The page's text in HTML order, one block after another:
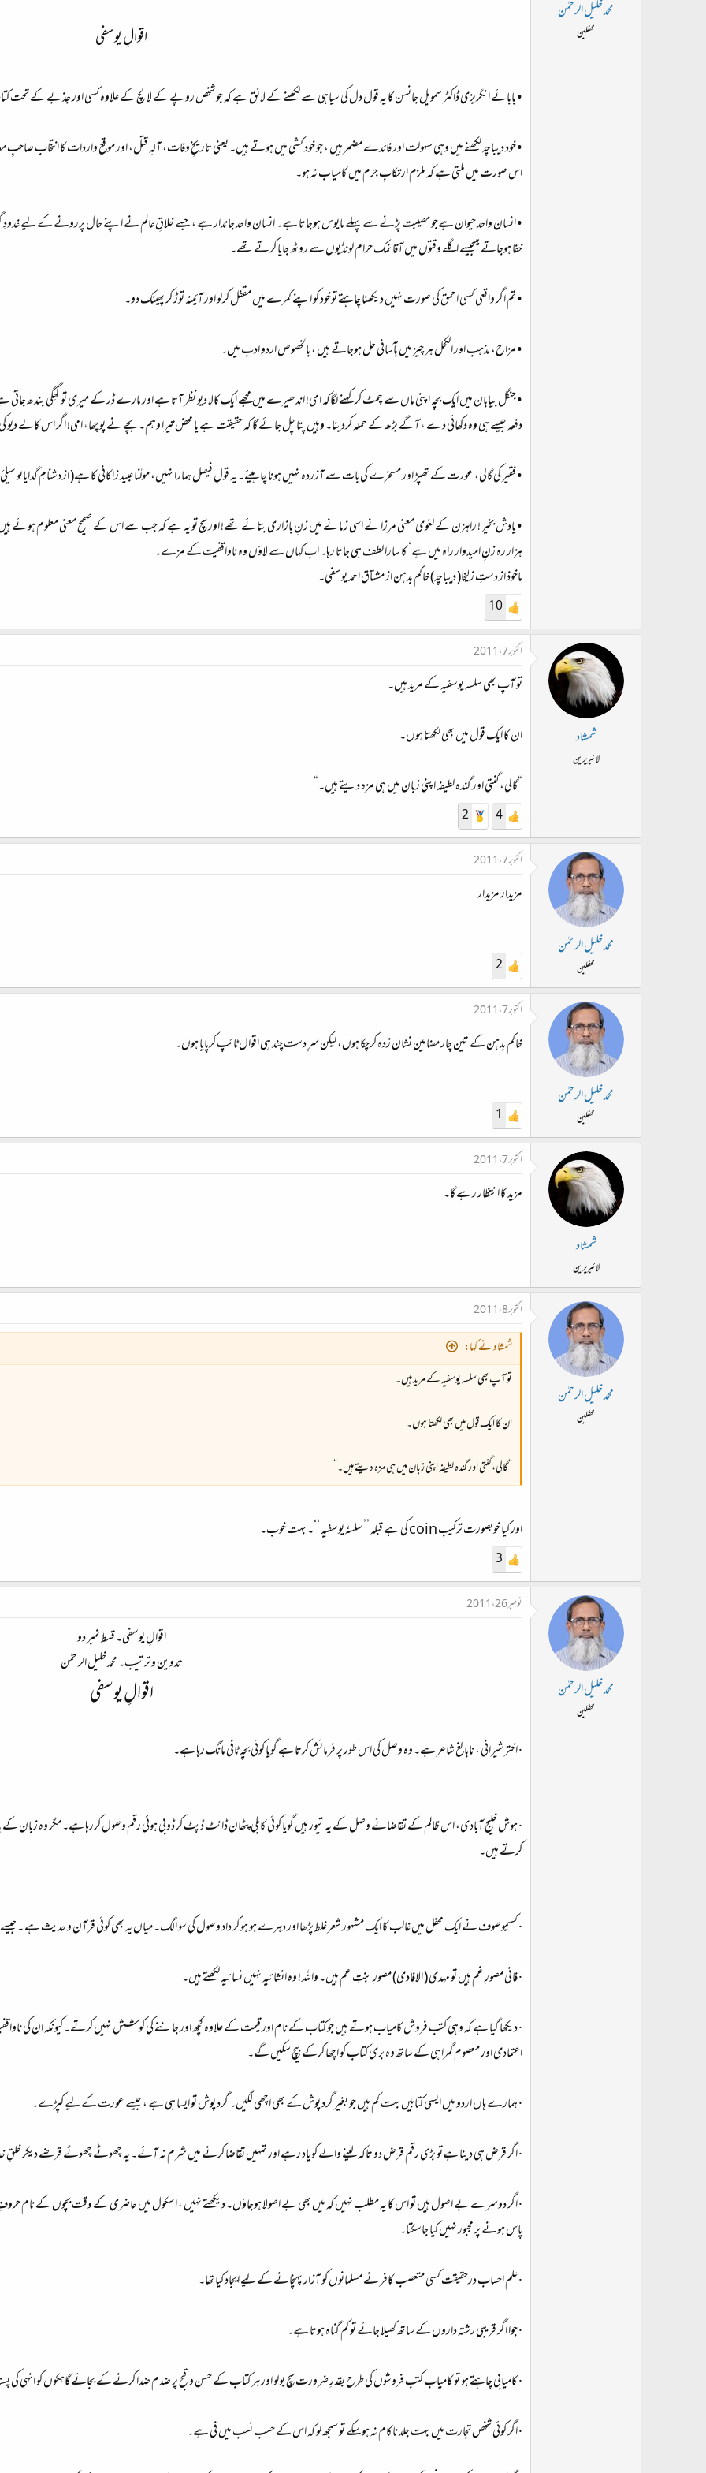
محمد خلیل الرحمٰن
محفلین اقوالِ یوسفی​
• بابائے انگریزی ڈاکٹر سمویل جانسن کا یہ قول دل کی سیاہی سے لکھنے کے لائق ہے کہ جو شخص روپے کے لالچ کے علاوہ کسی اور جذبے کے تحت
• خود دیباچہ لکھنے میں وہی سہولت اور فائدے مضمر ہیں ، جو خود کشی میں ہوتے ہیں۔ یعنی تاریخِ وفات، آلہِ قتل، اور موقع واردات کا انتخاب
اس صورت میں ملتی ہے کہ ملزم ارتکابِ جرم میں کامیاب نہ ہو۔
• انسان واحد حیوان ہےجو مصیبت پڑنے سے پہلے مایوس ہوجاتا ہے۔ انسان واحد جاندار ہے ، جسے خلاقِ عالم نے اپنے حال پررونے کے لیے غدودِ
خفا ہوجاتے ہیںجیسے اگلے وقتوں میں آقا نمک حرام لونڈیوں سے روٹھ جایا کرتے تھے۔
• تم اگر واقعی کسی احمق کی صورت نہیں دیکھنا چاہتے توخود کو اپنے کمرے میں مقفل کرلو اور آئینہ توڑ کر پھینک دو۔
• مزاح، مذہب اور الکحل ہر چیز میں بآسانی حل ہوجاتے ہیں ، بالخصوص اردو ادب میں۔
• جنگل بیابان میں ایک بچہ اپنی ماں سے چمٹ کر کہنے لگاکہ امی! اندھیرے میں مجھے ایک کالا دیو نظر آتا ہے اور مارے ڈر کے میری تو گھِگی
دفعہ جیسے ہی وہ دکھائی دے ، آگے بڑھ کے حملہ کردینا۔ وہیں پتا چل جائے گا کہ حقیقت ہے یا محض تیرا وہم۔ بچے نے پوچھا، امی! اگر اس کالے
• فقیر کی گالی، عورت کے تھپڑ اور مسخرے کی بات سے آزردہ نہیں ہونا چاہیئے۔ یہ قولِ فیصل ہمارا نہیں، مولٰنا عبید زاکانی کا ہے( از دشنامِ گدایاںو
• یادش بخیر ! راہزن کے لغوی معنی مرزا نے اسی زمانے میں زنِ بازاری بتائے تھے! اور سچ تو یہ ہے کہ جب سے اس کے صحیح معنی معلوم ہوئے
ہزار رہ زنِ امیدوار راہ میں ہے‘ کا سارا لطف ہی جاتا رہا۔ اب کہاں سے لاؤں وہ ناواقفیت کے مزے۔
ماخوذ از دستِ زلیخا( دیباچہ) خاکم بدہن از مشتاق احمد یوسفی۔
10
شمشاد
لائبریرین
اکتوبر 7، 2011
تو آپ بھی سلسہ یوسفیہ کے مرید ہیں۔
ان کا ایک قول میں بھی لکھتا ہوں۔
“گالی، گنتی اور گندہ لطیفہ اپنی زبان میں ہی مزہ دیتے ہیں۔“
4
2
محمد خلیل الرحمٰن
محفلین
اکتوبر 7، 2011
مزیدار مزیدار
2
محمد خلیل الرحمٰن
محفلین
اکتوبر 7، 2011
خاکم بدہن کے تین چار مضامین نشان زدہ کرچکا ہوں، لیکن سرِ دست چند ہی اقوال ٹائپ کرپایا ہوں۔
1
شمشاد
لائبریرین
اکتوبر 7، 2011
مزید کا انتظار رہے گا۔
محمد خلیل الرحمٰن
محفلین
اکتوبر 8، 2011
شمشاد نے کہا:
تو آپ بھی سلسہ یوسفیہ کے مرید ہیں۔
ان کا ایک قول میں بھی لکھتا ہوں۔
“گالی، گنتی اور گندہ لطیفہ اپنی زبان میں ہی مزہ دیتے ہیں۔“
اور کیا خوبصورت ترکیب coin کی ہے قبلہ ’’ سلسہٗ یوسفیہ ‘‘۔ بہت خوب۔
3
محمد خلیل الرحمٰن
محفلین
نومبر 26، 2011
اقوالِ یوسفی۔ قسط نمبر دو​
تدوین و ترتیب۔ محمد خلیل الر حمٰن​
اقوالِ یوسفی
· اختر شیرانی ، نابالغ شاعر ہے۔ وہ وصل کی اس طور پر فرمائش کرتا ہے گویا کوئی بچہ ٹافی مانگ رہا ہے۔​
· ہوش خلیج آبادی، اس ظالم کے تقاضائے وصل کے یہ تیور ہیں گویا کوئی کابلی پٹھان ڈانٹ ڈپٹ کر ڈوبی ہوئی رقم وصول کررہا ہے۔ مگر وہ
کرتے ہیں۔​
· کسیموصوف نے ایک محفل میں غالب کا ایک مشہور شعر غلط پڑھا اور دہرے ہو ہو کر داد وصول کی سو الگ۔ میاں یہ بھی کوئی قرآن و حدیث ہے ۔ جیسے
· فانی مصورِ غم ہیں تو مہدی ( الافادی) مصورِ بنتِ عم ہیں۔ واللہ ! وہ انشائیہ نہیں نسائیہ لکھتے ہیں۔​
· دیکھا گیا ہے کہ وہی کتب فروش کامیاب ہوتے ہیں جو کتاب کے نام اور قیمت کے علاوہ کچھ اور جاننے کی کوشش نہیں کرتے۔ کیونکہ ان کی
اعتمادی اور معصوم گمراہی کے ساتھ وہ بری کتاب کو اچھا کرکے بیچ سکیں گے۔​
· ہمارے ہاں اردو میں ایسی کتابیں بہت کم ہیں جو بغیر گرد پوش کے بھی اچھی لگیں۔ گرد پوش تو ایسا ہی ہے ، جیسے عورت کے لیے کپڑے۔​
· اگر قرض ہی دینا ہےتو بڑی رقم قرض دو تاکہ لینے والے کو یاد رہے اور تمہیں تقاضا کرنے میں شرم نہ آئے۔ یہ چھوٹے چھوٹے قرضے دیکر خلقِ
· اگر دوسرے بے اصول ہیں تو اس کا یہ مطلب نہیں کہ میں بھی بے اصولا ہوجاؤں۔ دیکھتے نہیں ، اسکول میں حاضری کے وقت بچوں کے نام
پاس ہونے پر مجبور نہیں کیا جاسکتا۔​
· علم احساب درحقیقت کسی متعصب کافر نے مسلمانوں کو آزار پہنچانے کے لیے ایجاد کیا تھا۔​
· جوا اگر قریبی رشتہ داروں کے ساتھ کھیلا جائے تو کم گناہ ہوتا ہے۔​
· کامیابی چاہتے ہو تو کامیاب کتب فروشوں کی طرح بقدرِ ضرورت سچ بولو اور ہر کتاب کے حسن و قبح پر ضدم ضدا کرنے کے بجائے گاہکوں کو انہی کی
· اگر کوئی شخص تجارت میں بہت جلد ناکام نہ ہوسکے تو سمجھ لو کہ اس کے حسب نسب میں فی ہے۔​